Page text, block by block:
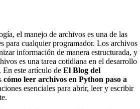
el manejo de archivos es una de las
para cualquier programador. Los archivos
información de manera estructurada, y
es una tarea cotidiana en el desarrollo
En este artículo de El Blog del
cómo leer archivos en Python paso a
esenciales para abrir, leer y escribir